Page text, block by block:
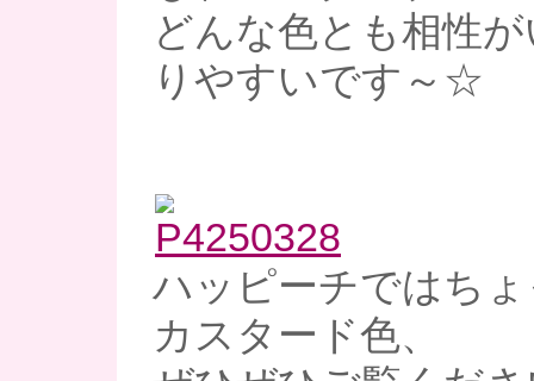
どんな色とも相性
りやすいです～☆
ハッピーチではち
カスタード色、